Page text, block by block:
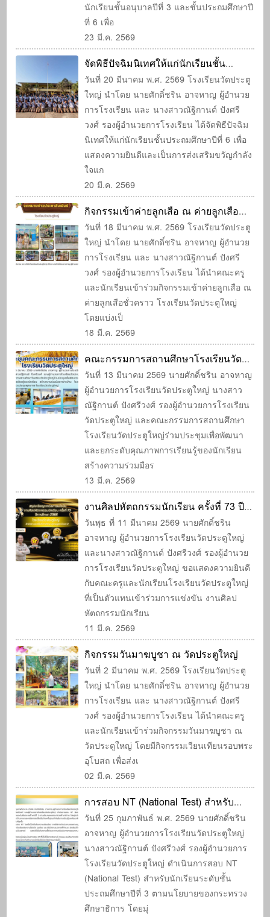
นักเรียนชั้นอนุบาลปีที่ 3 และชั้นประถมศึกษาปี
ที่ 6 เพื่อ
23 มี.ค. 2569
จัดพิธีปัจฉิมนิเทศให้แก่นักเรียนชั้น
ประถมศึกษาปีที่ 6
วันที่ 20 มีนาคม พ.ศ. 2569 โรงเรียนวัดประตู
ใหญ่ นำโดย นายศักดิ์ชริน อาจหาญ ผู้อำนวย
การโรงเรียน และ นางสาวณัฐิกานต์ ปังศรี
วงศ์ รองผู้อำนวยการโรงเรียน ได้จัดพิธีปัจฉิม
นิเทศให้แก่นักเรียนชั้นประถมศึกษาปีที่ 6 เพื่อ
แสดงความยินดีและเป็นการส่งเสริมขวัญกำลัง
ใจแก
20 มี.ค. 2569
กิจกรรมเข้าค่ายลูกเสือ ณ ค่ายลูกเสือ
ชั่วคราว โรงเรียนวัดประตูใหญ่
วันที่ 18 มีนาคม พ.ศ. 2569 โรงเรียนวัดประตู
ใหญ่ นำโดย นายศักดิ์ชริน อาจหาญ ผู้อำนวย
การโรงเรียน และ นางสาวณัฐิกานต์ ปังศรี
วงศ์ รองผู้อำนวยการโรงเรียน ได้นำคณะครู
และนักเรียนเข้าร่วมกิจกรรมเข้าค่ายลูกเสือ ณ
ค่ายลูกเสือชั่วคราว โรงเรียนวัดประตูใหญ่
โดยแบ่งเป็
18 มี.ค. 2569
คณะกรรมการสถานศึกษาโรงเรียนวัด
ประตูใหญ่ร่วมประชุมเพื่อพัฒนาและยก
ระดับคุณภาพการเรียนรู้ของนักเรียน
วันที่ 13 มีนาคม 2569 นายศักดิ์ชริน อาจหาญ
ผู้อำนวยการโรงเรียนวัดประตูใหญ่ นางสาว
ณัฐิกานต์ ปังศรีวงศ์ รองผู้อำนวยการโรงเรียน
วัดประตูใหญ่ และคณะกรรมการสถานศึกษา
โรงเรียนวัดประตูใหญ่ร่วมประชุมเพื่อพัฒนา
และยกระดับคุณภาพการเรียนรู้ของนักเรียน
สร้างความร่วมมือร
13 มี.ค. 2569
งานศิลปหัตถกรรมนักเรียน ครั้งที่ 73 ปี
การศึกษา 2568
วันพุธ ที่ 11 มีนาคม 2569 นายศักดิ์ชริน
อาจหาญ ผู้อำนวยการโรงเรียนวัดประตูใหญ่
และนางสาวณัฐิกานต์ ปังศรีวงศ์ รองผู้อำนวย
การโรงเรียนวัดประตูใหญ่ ขอแสดงความยินดี
กับคณะครูและนักเรียนโรงเรียนวัดประตูใหญ่
ที่เป็นตัวแทนเข้าร่วมการแข่งขัน งานศิลป
หัตถกรรมนักเรียน
11 มี.ค. 2569
กิจกรรมวันมาฆบูชา ณ วัดประตูใหญ่
วันที่ 2 มีนาคม พ.ศ. 2569 โรงเรียนวัดประตู
ใหญ่ นำโดย นายศักดิ์ชริน อาจหาญ ผู้อำนวย
การโรงเรียน และ นางสาวณัฐิกานต์ ปังศรี
วงศ์ รองผู้อำนวยการโรงเรียน ได้นำคณะครู
และนักเรียนเข้าร่วมกิจกรรมวันมาฆบูชา ณ
วัดประตูใหญ่ โดยมีกิจกรรมเวียนเทียนรอบพระ
อุโบสถ เพื่อส่งเ
02 มี.ค. 2569
การสอบ NT (National Test) สำหรับ
นักเรียนระดับชั้นประถมศึกษาปีที่ 3
วันที่ 25 กุมภาพันธ์ พ.ศ. 2569 นายศักดิ์ชริน
อาจหาญ ผู้อำนวยการโรงเรียนวัดประตูใหญ่
นางสาวณัฐิกานต์ ปังศรีวงศ์ รองผู้อำนวยการ
โรงเรียนวัดประตูใหญ่ ดำเนินการสอบ NT
(National Test) สำหรับนักเรียนระดับชั้น
ประถมศึกษาปีที่ 3 ตามนโยบายของกระทรวง
ศึกษาธิการ โดยมุ่